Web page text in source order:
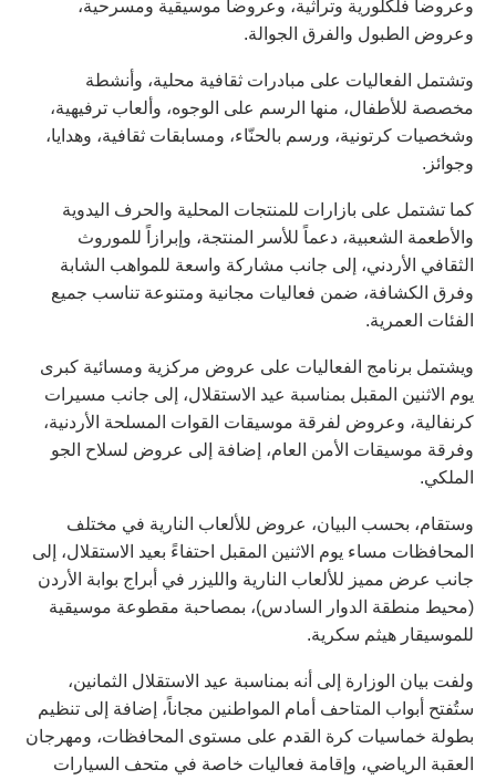
وعروضاً فلكلورية وتراثية، وعروضاً موسيقية ومسرحية،
وعروض الطبول والفرق الجوالة.
وتشتمل الفعاليات على مبادرات ثقافية محلية، وأنشطة
مخصصة للأطفال، منها الرسم على الوجوه، وألعاب ترفيهية،
وشخصيات كرتونية، ورسم بالحنّاء، ومسابقات ثقافية، وهدايا،
وجوائز.
كما تشتمل على بازارات للمنتجات المحلية والحرف اليدوية
والأطعمة الشعبية، دعماً للأسر المنتجة، وإبرازاً للموروث
الثقافي الأردني، إلى جانب مشاركة واسعة للمواهب الشابة
وفرق الكشافة، ضمن فعاليات مجانية ومتنوعة تناسب جميع
الفئات العمرية.
ويشتمل برنامج الفعاليات على عروض مركزية ومسائية كبرى
يوم الاثنين المقبل بمناسبة عيد الاستقلال، إلى جانب مسيرات
كرنفالية، وعروض لفرقة موسيقات القوات المسلحة الأردنية،
وفرقة موسيقات الأمن العام، إضافة إلى عروض لسلاح الجو
الملكي.
وستقام، بحسب البيان، عروض للألعاب النارية في مختلف
المحافظات مساء يوم الاثنين المقبل احتفاءً بعيد الاستقلال، إلى
جانب عرض مميز للألعاب النارية والليزر في أبراج بوابة الأردن
(محيط منطقة الدوار السادس)، بمصاحبة مقطوعة موسيقية
للموسيقار هيثم سكرية.
ولفت بيان الوزارة إلى أنه بمناسبة عيد الاستقلال الثمانين،
ستُفتح أبواب المتاحف أمام المواطنين مجاناً، إضافة إلى تنظيم
بطولة خماسيات كرة القدم على مستوى المحافظات، ومهرجان
العقبة الرياضي، وإقامة فعاليات خاصة في متحف السيارات